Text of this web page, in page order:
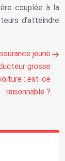
couplée à la
d’atteindre
jeune
grosse
: est-ce
raisonnable ?